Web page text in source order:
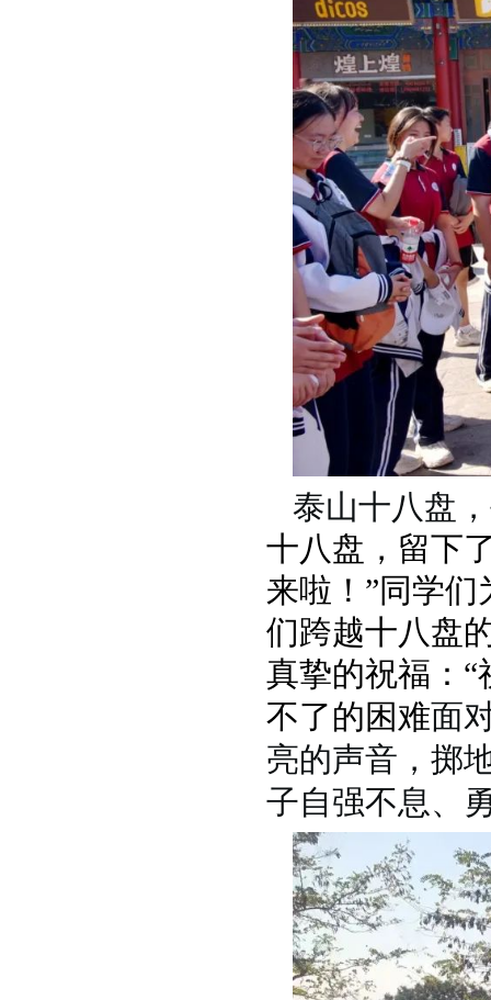
泰山十八盘
十八盘，留下
来啦！”同学
们跨越十八盘
真挚的祝福：
不了的困难面
亮的声音，掷
子自强不息、